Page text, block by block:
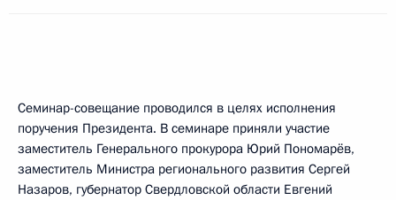
Семинар-совещание проводился в целях исполнения
поручения Президента. В семинаре приняли участие
заместитель Генерального прокурора Юрий Пономарёв,
заместитель Министра регионального развития Сергей
Назаров, губернатор Свердловской области Евгений